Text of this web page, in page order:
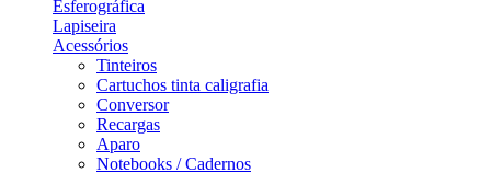
Esferográfica
Lapiseira
Acessórios
Tinteiros
Cartuchos tinta caligrafia
Conversor
Recargas
Aparo
Notebooks / Cadernos